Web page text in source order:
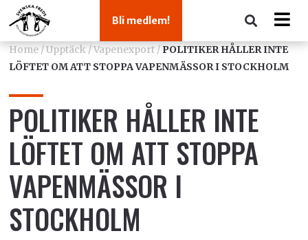
Bli medlem!
Home/Upptäck/Vapenexport/ POLITIKER HÅLLER INTE
LÖFTET OM ATT STOPPA VAPENMÄSSOR I STOCKHOLM
POLITIKER HÅLLER INTE
LÖFTET OM ATT STOPPA
VAPENMÄSSOR I
STOCKHOLM